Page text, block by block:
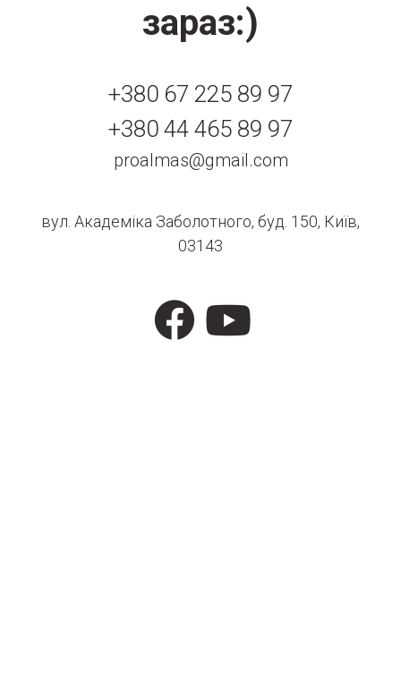
зараз:)
+380 67 225 89 97
+380 44 465 89 97
proalmas@gmail.com
вул. Академіка Заболотного, буд. 150, Київ,
03143